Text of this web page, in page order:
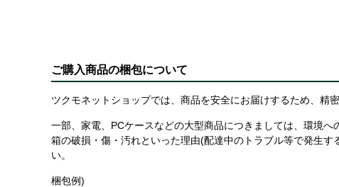
ご購入商品の梱包について
ツクモネットショップでは、商品を安全にお届けするため、精
一部、家電、PCケースなどの大型商品につきましては、環境
箱の破損・傷・汚れといった理由(配達中のトラブル等で発生
い。
梱包例)